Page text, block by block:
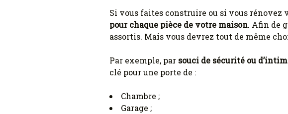
Si vous faites construire ou si vous
pour chaque pièce de votre maison. Afin de
assortis. Mais vous devrez tout de même
Par exemple, par souci de sécurité ou
clé pour une porte de :
Chambre ;
Garage ;